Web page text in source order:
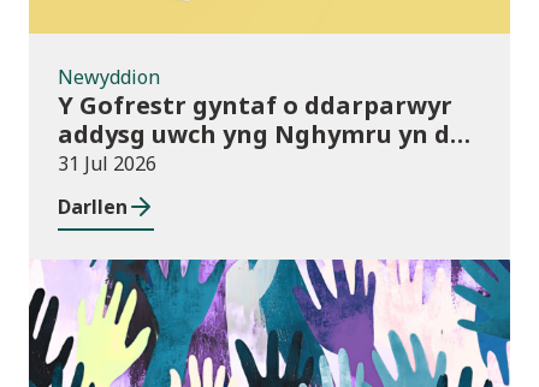
Newyddion
Y Gofrestr gyntaf o ddarparwyr
addysg uwch yng Nghymru yn dod
i rym
31 Jul 2026
Darllen